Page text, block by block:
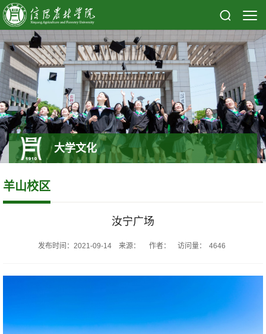
大学文化
羊山校区
汝宁广场
发布时间：2021-09-14 来源： 作者： 访问量： 4646